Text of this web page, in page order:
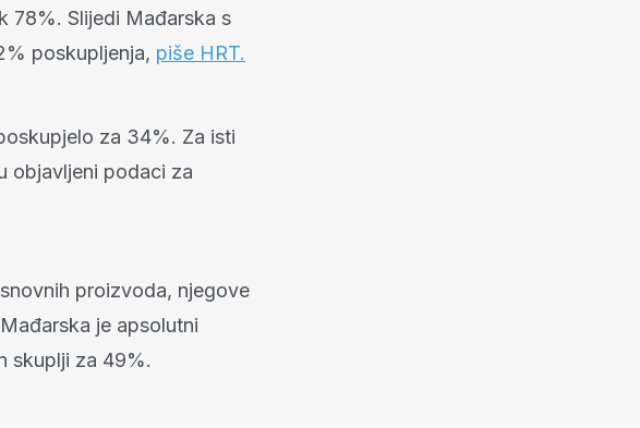
78%. Slijedi Mađarska s
poskupljenja, piše HRT.
za 34%. Za isti
objavljeni podaci za
proizvoda, njegove
je apsolutni
skuplji za 49%.